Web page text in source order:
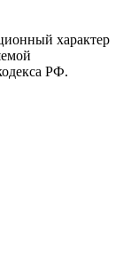
характер
РФ.